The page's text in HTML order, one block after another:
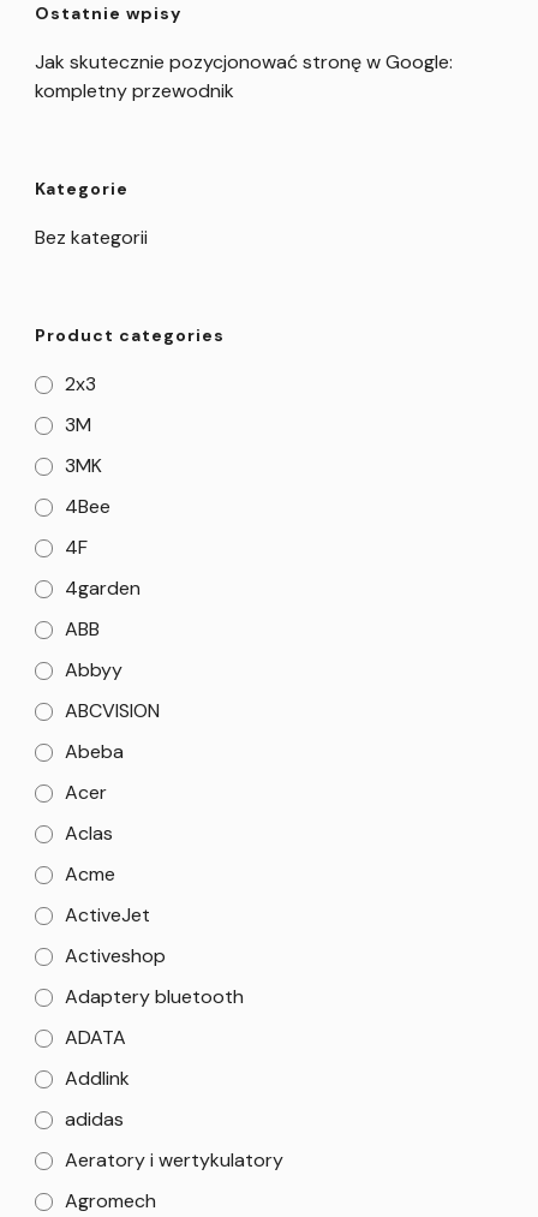
Ostatnie wpisy
Jak skutecznie pozycjonować stronę w Google:
kompletny przewodnik
Kategorie
Bez kategorii
Product categories
2x3
3M
3MK
4Bee
4F
4garden
ABB
Abbyy
ABCVISION
Abeba
Acer
Aclas
Acme
ActiveJet
Activeshop
Adaptery bluetooth
ADATA
Addlink
adidas
Aeratory i wertykulatory
Agromech